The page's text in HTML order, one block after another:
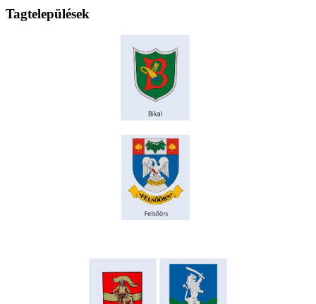
Tagtelepülések